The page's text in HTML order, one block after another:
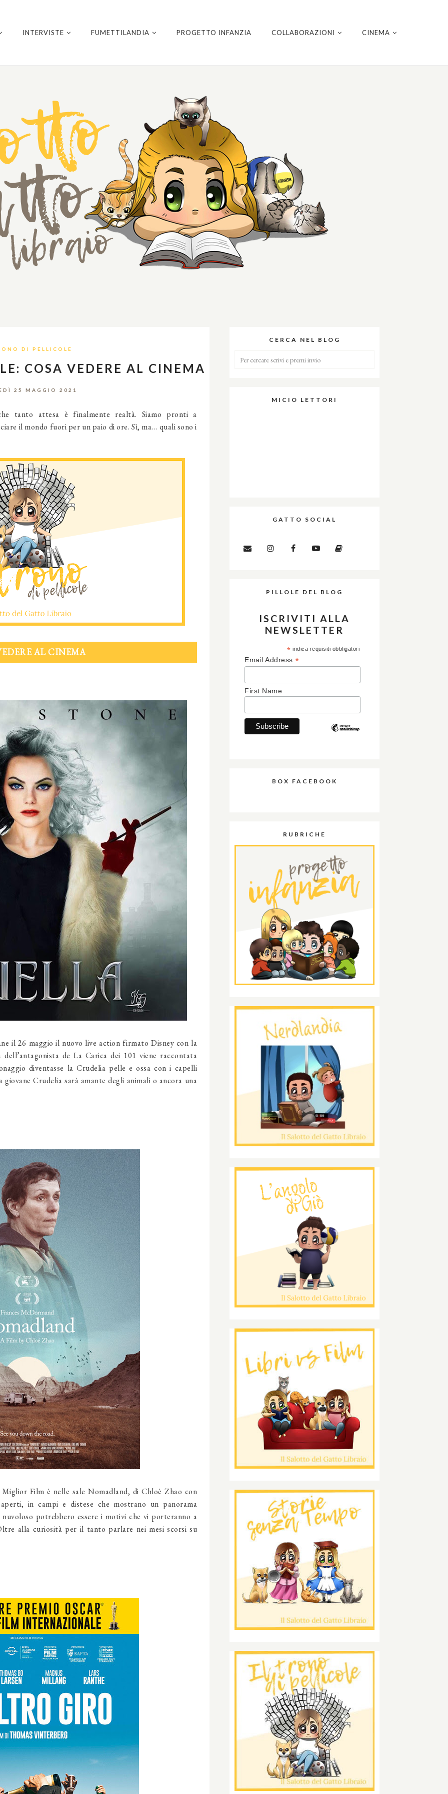
INTERVISTE FUMETTILANDIA PROGETTO INFANZIA COLLABORAZIONI CINEMA
DI PELLICOLE
COSA VEDERE AL CINEMA
25 MAGGIO 2021
tanto attesa è finalmente realtà. Siamo pronti a
il mondo fuori per un paio di ore. Sì, ma… quali sono i
AL CINEMA
il 26 maggio il nuovo live action firmato Disney con la
de La Carica dei 101 viene raccontata
diventasse la Crudelia pelle e ossa con i capelli
Crudelia sarà amante degli animali o ancora una
Film è nelle sale Nomadland, di Chloè Zhao con
in campi e distese che mostrano un panorama
potrebbero essere i motivi che vi porteranno a
alla curiosità per il tanto parlare nei mesi scorsi su
CERCA NEL BLOG
MICIO LETTORI
GATTO SOCIAL
PILLOLE DEL BLOG
ISCRIVITI ALLA
NEWSLETTER
* indica requisiti obbligatori
Email Address *
First Name
BOX FACEBOOK
RUBRICHE